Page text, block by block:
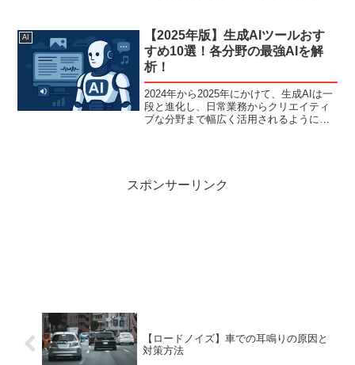
ドは「機械学習」と「ディープラーニン
グ」。今のChat...
AI
【2025年版】生成AIツールおす
すめ10選！各分野の最強AIを解
析！
2024年から2025年にかけて、生成AIは一
段と進化し、日常業務からクリエイティ
ブな分野まで幅広く活用されるようにな
スポンサーリンク
【ロードノイズ】車での耳鳴りの原因と
対策方法